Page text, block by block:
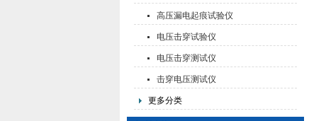
仪
高压漏电起痕试验仪
电压击穿试验仪
电压击穿测试仪
击穿电压测试仪
更多分类